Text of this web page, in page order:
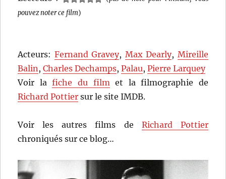
pouvez noter ce film)
Acteurs: Fernand Gravey, Max Dearly, Mireille
Balin,Charles Dechamps,Palau,Pierre Larquey
Voir lafiche du filmet la filmographie de
Richard Pottier sur le site IMDB.
Voir les autres films de Richard Pottier
chroniqués sur ce blog…